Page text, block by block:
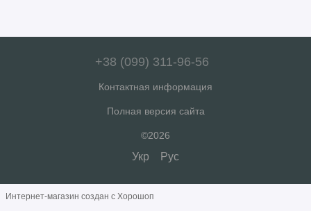
+38 (099) 311-96-56
Контактная информация
Полная версия сайта
©2026
Укр Рус
Интернет-магазин создан с Хорошоп